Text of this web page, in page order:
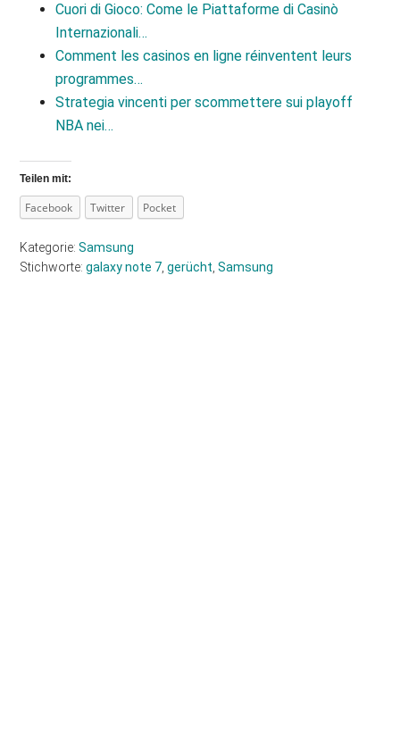
Cuori di Gioco: Come le Piattaforme di Casinò
Internazionali…
Comment les casinos en ligne réinventent leurs
programmes…
Strategia vincenti per scommettere sui playoff
NBA nei…
Teilen mit:
Facebook Twitter Pocket
Kategorie:Samsung
Stichworte:galaxy note 7 ,gerücht ,Samsung